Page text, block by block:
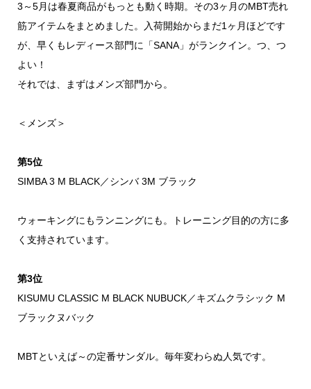
3～5月は春夏商品がもっとも動く時期。その3ヶ月のMBT売れ
筋アイテムをまとめました。入荷開始からまだ1ヶ月ほどです
が、早くもレディース部門に「SANA」がランクイン。つ、つ
よい！
それでは、まずはメンズ部門から。
＜メンズ＞
第5位
SIMBA 3 M BLACK／シンバ 3M ブラック
ウォーキングにもランニングにも。トレーニング目的の方に多
く支持されています。
第3位
KISUMU CLASSIC M BLACK NUBUCK／キズムクラシック M
ブラックヌバック
MBTといえば～の定番サンダル。毎年変わらぬ人気です。